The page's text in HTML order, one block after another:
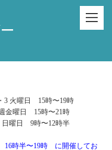
火曜日 15時〜19時
金曜日 15時〜21時
曜日 9時〜12時半
16時半〜19時 に開催してお